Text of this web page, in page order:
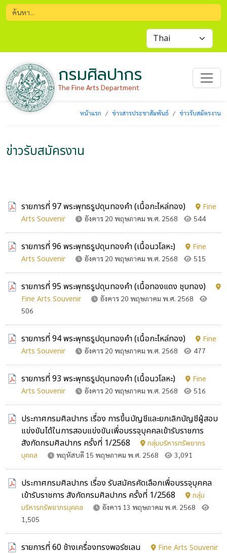
กรมศิลปากร
The Fine Arts Department
หน้าแรก ข่าวสารประชาสัมพันธ์ ข่าวรับสมัครงาน
ข่าวรับสมัครงาน
รายการที่ 97 พระพุทธรูปดุนทองคำ (เนื้อกะไหล่ทอง)
Fine
Arts Souvenir
อังคาร 20 พฤษภาคม พ.ศ. 2568 544
รายการที่ 96 พระพุทธรูปดุนทองคำ (เนื้อนวโลหะ)
Fine
Arts Souvenir
อังคาร 20 พฤษภาคม พ.ศ. 2568 515
รายการที่ 95 พระพุทธรูปดุนทองคำ (เนื้อทองแดง ชุบทอง)
Fine Arts Souvenir
อังคาร 20 พฤษภาคม พ.ศ. 2568
506
รายการที่ 94 พระพุทธรูปดุนทองคำ (เนื้อกะไหล่ทอง)
Fine
Arts Souvenir
อังคาร 20 พฤษภาคม พ.ศ. 2568 477
รายการที่ 93 พระพุทธรูปดุนทองคำ (เนื้อนวโลหะ)
Fine
Arts Souvenir
อังคาร 20 พฤษภาคม พ.ศ. 2568 516
ประกาศกรมศิลปากร เรื่อง การขึ้นบัญชีและยกเลิกบัญชีผู้สอบ
แข่งขันได้ในการสอบแข่งขันเพื่อบรรจุบุคคลเข้ารับราชการ
สังกัดกรมศิลปากร ครั้งที่ 1/2568
กลุ่มบริหารทรัพยากร
บุคคล
พฤหัสบดี 15 พฤษภาคม พ.ศ. 2568 3,091
ประกาศกรมศิลปากร เรื่อง รับสมัครคัดเลือกเพื่อบรรจุบุคคล
เข้ารับราชการ สังกัดกรมศิลปากร ครั้งที่ 1/2568
กลุ่ม
บริหารทรัพยากรบุคคล
อังคาร 13 พฤษภาคม พ.ศ. 2568
1,505
รายการที่ 60 ช้างเครื่องทรงพอร์ซเลน Fine Arts Souvenir